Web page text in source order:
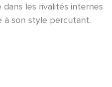
les rivalités internes
à son style percutant.